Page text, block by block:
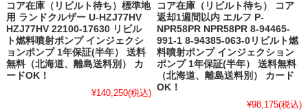
コア在庫（リビルト待ち）標準地
用 ランドクルザー U-HZJ77HV
HZJ77HV 22100-17630 リビル
ト燃料噴射ポンプ インジェクシ
ョンポンプ 1年保証(半年） 送料
無料（北海道、離島送料別） カ
ードOK！
¥140,250(税込)
コア在庫（リビルト待ち） コア
返却1週間以内 エルフ P-
NPR58PR NPR58PR 8-94465-
991-1 8-94385-063-0リビルト燃
料噴射ポンプ インジェクション
ポンプ 1年保証(半年） 送料無料
（北海道、離島送料別） カード
OK！
¥98,175(税込)